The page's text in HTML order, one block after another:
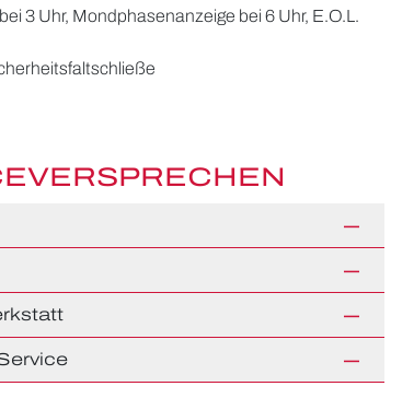
3 Uhr, Mondphasenanzeige bei 6 Uhr, E.O.L.